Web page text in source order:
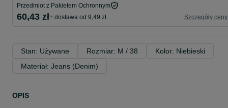
Przedmiot z Pakietem Ochronnym
60,43 zł+ dostawa od 9,49 zł Szczegóły ceny
Stan: Używane Rozmiar: M / 38
Kolor: Niebieski
Materiał: Jeans (Denim)
OPIS